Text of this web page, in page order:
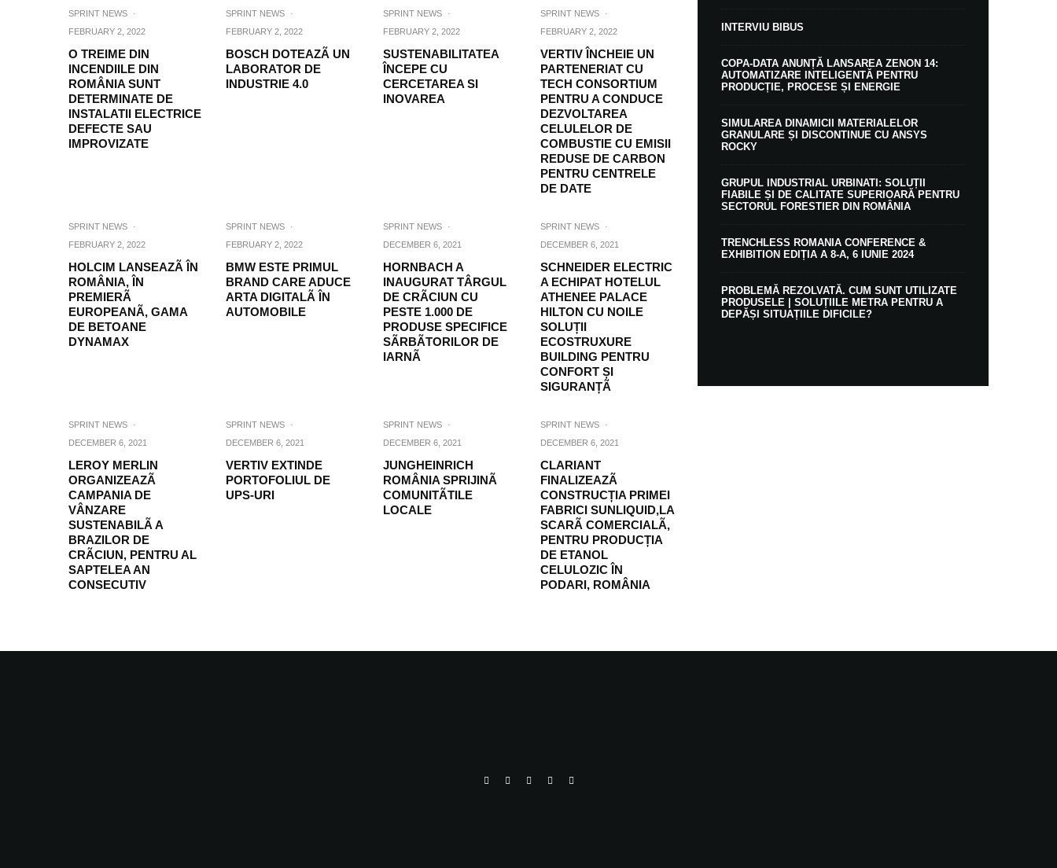
SPRINT NEWS
·
FEBRUARY 2, 2022
O TREIME DIN
INCENDIILE DIN
ROMÂNIA SUNT
DETERMINATE DE
INSTALATII ELECTRICE
DEFECTE SAU
IMPROVIZATE
SPRINT NEWS
·
FEBRUARY 2, 2022
BOSCH DOTEAZÃ UN
LABORATOR DE
INDUSTRIE 4.0
SPRINT NEWS
·
FEBRUARY 2, 2022
SUSTENABILITATEA
ÎNCEPE CU
CERCETAREA SI
INOVAREA
SPRINT NEWS
·
FEBRUARY 2, 2022
VERTIV ÎNCHEIE UN
PARTENERIAT CU
TECH CONSORTIUM
PENTRU A CONDUCE
DEZVOLTAREA
CELULELOR DE
COMBUSTIE CU EMISII
REDUSE DE CARBON
PENTRU CENTRELE
DE DATE
SPRINT NEWS
·
FEBRUARY 2, 2022
HOLCIM LANSEAZÃ ÎN
ROMÂNIA, ÎN
PREMIERÃ
EUROPEANÃ, GAMA
DE BETOANE
DYNAMAX
SPRINT NEWS
·
FEBRUARY 2, 2022
BMW ESTE PRIMUL
BRAND CARE ADUCE
ARTA DIGITALÃ ÎN
AUTOMOBILE
SPRINT NEWS
·
DECEMBER 6, 2021
HORNBACH A
INAUGURAT TÂRGUL
DE CRÃCIUN CU
PESTE 1.000 DE
PRODUSE SPECIFICE
SÃRBÃTORILOR DE
IARNÃ
SPRINT NEWS
·
DECEMBER 6, 2021
SCHNEIDER ELECTRIC
A ECHIPAT HOTELUL
ATHENEE PALACE
HILTON CU NOILE
SOLUȚII
ECOSTRUXURE
BUILDING PENTRU
CONFORT ȘI
SIGURANȚÃ
SPRINT NEWS
·
DECEMBER 6, 2021
LEROY MERLIN
ORGANIZEAZÃ
CAMPANIA DE
VÂNZARE
SUSTENABILÃ A
BRAZILOR DE
CRÃCIUN, PENTRU AL
SAPTELEA AN
CONSECUTIV
SPRINT NEWS
·
DECEMBER 6, 2021
VERTIV EXTINDE
PORTOFOLIUL DE
UPS-URI
SPRINT NEWS
·
DECEMBER 6, 2021
JUNGHEINRICH
ROMÂNIA SPRIJINÃ
COMUNITÃTILE
LOCALE
SPRINT NEWS
·
DECEMBER 6, 2021
CLARIANT
FINALIZEAZÃ
CONSTRUCȚIA PRIMEI
FABRICI SUNLIQUID,LA
SCARÃ COMERCIALÃ,
PENTRU PRODUCȚIA
DE ETANOL
CELULOZIC ÎN
PODARI, ROMÂNIA
INTERVIU BIBUS
COPA-DATA ANUNȚĂ LANSAREA ZENON 14:
AUTOMATIZARE INTELIGENTĂ PENTRU
PRODUCȚIE, PROCESE ȘI ENERGIE
SIMULAREA DINAMICII MATERIALELOR
GRANULARE ȘI DISCONTINUE CU ANSYS
ROCKY
GRUPUL INDUSTRIAL URBINATI: SOLUȚII
FIABILE ȘI DE CALITATE SUPERIOARĂ PENTRU
SECTORUL FORESTIER DIN ROMÂNIA
TRENCHLESS ROMANIA CONFERENCE &
EXHIBITION EDIȚIA A 8-A, 6 IUNIE 2024
PROBLEMĂ REZOLVATĂ. CUM SUNT UTILIZATE
PRODUSELE | SOLUȚIILE METRA PENTRU A
DEPĂȘI SITUAȚIILE DIFICILE?